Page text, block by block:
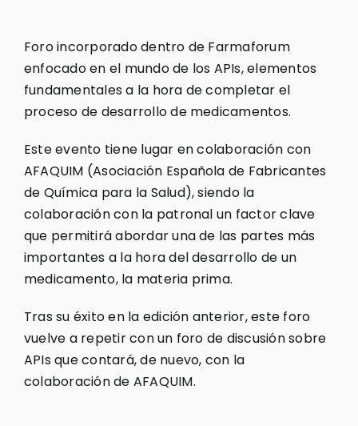
Foro incorporado dentro de Farmaforum
enfocado en el mundo de los APIs, elementos
fundamentales a la hora de completar el
proceso de desarrollo de medicamentos.
Este evento tiene lugar en colaboración con
AFAQUIM (Asociación Española de Fabricantes
de Química para la Salud), siendo la
colaboración con la patronal un factor clave
que permitirá abordar una de las partes más
importantes a la hora del desarrollo de un
medicamento, la materia prima.
Tras su éxito en la edición anterior, este foro
vuelve a repetir con un foro de discusión sobre
APIs que contará, de nuevo, con la
colaboración de AFAQUIM.